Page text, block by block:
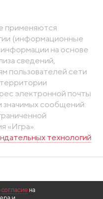
применяются
(информационные
на основе
сведений,
пользователей сети
электронной почты
значимых сообщений:
«Игра».
технологий
согласие на